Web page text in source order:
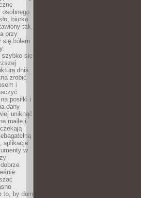
osobnego
biurko
tak,
przy
się bólem
szybko się
dnia.
zrobić
i
posiłki i
dany
uniknąć
maile i
aplikacje
w
to, by dom